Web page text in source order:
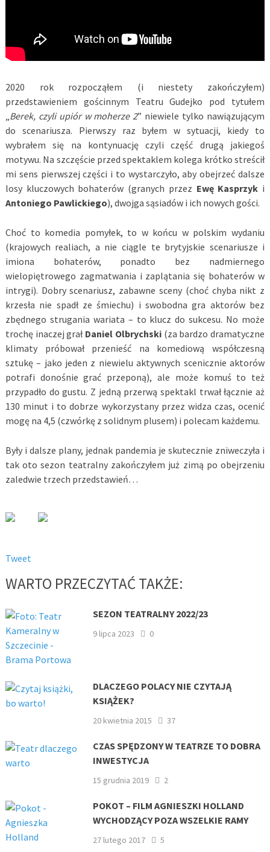
2020 rok rozpocząłem (i niestety zakończyłem)
przedstawieniem gościnnym Teatru Gudejko pod tytułem
Berek, czyli upiór w moherze 2” niewiele tylko nawiązującym
do scenariusza. Pierwszy raz byłem w sytuacji, kiedy to
wybrałem się na kontynuację czyli część drugą jakiegoś
motywu. Na szczęście przed spektaklem kolega krótko streścił
mi sens pierwszej części i to wystarczyło, aby obejrzeć dalsze
losy kluczowych bohaterów (granych przez Ewę Kasprzyk i
Antoniego Pawlickiego), dwojga sąsiadów i ich nowych gości.
Choć to komedia pomyłek, to w końcu w polskim wydaniu
(krajowych realiach, a nie ciągle te brytyjskie scenariusze i
imiona bohaterów, ponadto bez nadmiernego
wielopiętrowego zagmatwania i zaplątania się bohaterów w
intrygi). Dobry scenariusz, zabawne sceny (choć chyba nikt z
krzesła nie spadł ze śmiechu) i swobodna gra aktorów bez
zbędnego strugania wariata – to klucz do sukcesu. No może
trochę inaczej grał Daniel Olbrychski(za bardzo dramatyczne
klimaty próbował przenieść na komediową współczesną
sztukę – jako jeden z niewielu aktywnych scenicznie aktorów
potrafi donośnie grać przeponą), ale może komuś to też
przypadło do gustu. Z jedną przerwą spektakl trwał łącznie aż
130 minut i to dobrze wykorzystany przez widza czas, ocenić
mogę na 4,5 (czwórkę z solidnym plusem) i polecam każdemu.
Były i dalsze plany, jednak pandemia je skutecznie zniweczyła i
tak oto sezon teatralny zakończyłem już zimą po obejrzeniu
zaledwie trzech przedstawień…
Tweet
WARTO PRZECZYTAĆ TAKŻE:
SEZON TEATRALNY 2022/23
9 lipca 2023 0
DLACZEGO POLACY NIE CZYTAJĄ
KSIĄŻEK?
20 kwietnia 2015 37
CZAS SPĘDZONY W TEATRZE TO DOBRA
INWESTYCJA
15 grudnia 2019 2
POKOT – FILM AGNIESZKI HOLLAND
WYCHODZĄCY POZA WSZELKIE RAMY
27 lutego 2017 5